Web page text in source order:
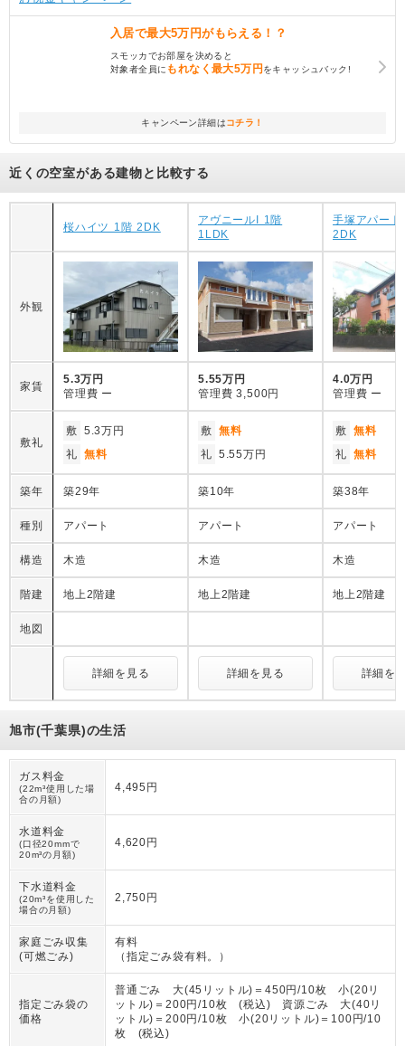
入居で最大5万円がもらえる！？
スモッカでお部屋を決めると
対象者全員に もれなく最大5万円をキャッシュバック!
キャンペーン詳細はコチラ！
近くの空室がある建物と比較する
桜ハイツ 1階 2DK
アヴニールI 1階
1LDK
手塚アパー
2DK
外観
家賃
5.3万円
管理費 ー
5.55万円
管理費 3,500円
4.0万円
管理費 ー
敷礼
敷 5.3万円
礼 無料
敷 無料
礼 5.55万円
敷 無料
礼 無料
築年 築29年 築10年 築38年
種別 アパート アパート アパート
構造 木造 木造 木造
階建 地上2階建 地上2階建 地上2階建
地図
詳細を見る 詳細を見る 詳細を
旭市(千葉県)の生活
ガス料金
(22m³使用した場
合の月額)
4,495円
水道料金
(口径20mmで
20m³の月額)
4,620円
下水道料金
(20m³を使用した
場合の月額)
2,750円
家庭ごみ収集
(可燃ごみ)
有料
（ 指定ごみ袋有料。 ）
指定ごみ袋の
価格
普通ごみ 大(45リットル)＝450円/10枚 小(20リ
ットル)＝200円/10枚 (税込) 資源ごみ 大(40リ
ットル)＝200円/10枚 小(20リットル)＝100円/10
枚 (税込)